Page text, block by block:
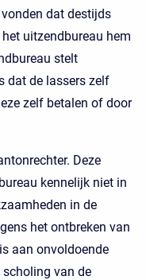
vonden dat destijds
uitzendbureau hem
stelt
dat de lassers zelf
zelf betalen of door
Deze
kennelijk niet in
in de
het ontbreken van
aan onvoldoende
van de